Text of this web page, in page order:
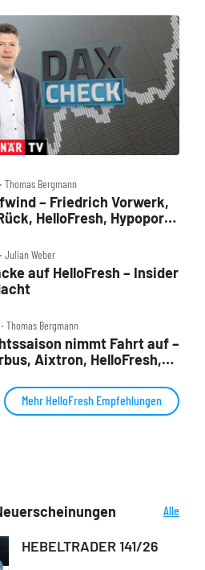
Thomas Bergmann
– Friedrich Vorwerk,
HelloFresh, Hypoport,
Julian Weber
auf HelloFresh – Insider
Thomas Bergmann
nimmt Fahrt auf –
Aixtron, HelloFresh,
Check
Mehr HelloFresh Empfehlungen
Alle
HEBELTRADER 141/26